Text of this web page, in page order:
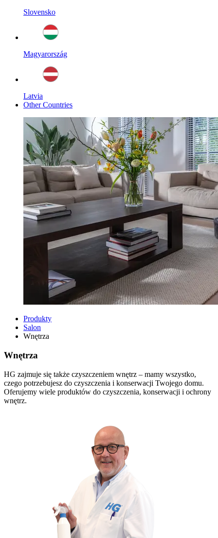
Slovensko
Magyarország
Latvia
Other Countries
Produkty
Salon
Wnętrza
Wnętrza
HG zajmuje się także czyszczeniem wnętrz – mamy wszystko,
czego potrzebujesz do czyszczenia i konserwacji Twojego domu.
Oferujemy wiele produktów do czyszczenia, konserwacji i ochrony
wnętrz.